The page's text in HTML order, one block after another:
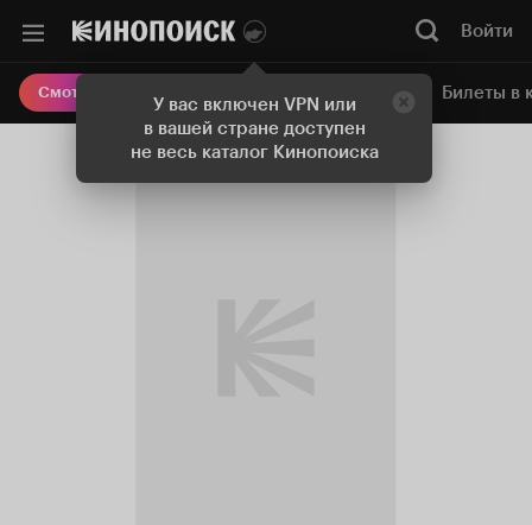
У вас включен VPN или
в вашей стране доступен
не весь каталог Кинопоиска
Войти
Смотреть кино Онлайн-кинотеатр Билеты в